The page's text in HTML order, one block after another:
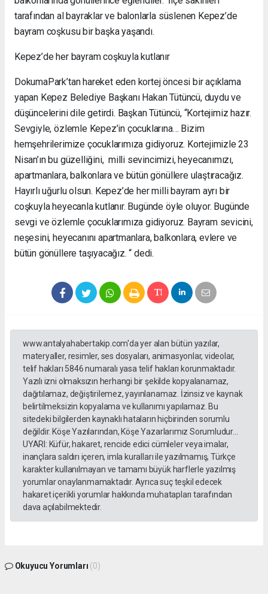
tarafından al bayraklar ve balonlarla süslenen Kepez’de
bayram coşkusu bir başka yaşandı.
Kepez’de her bayram coşkuyla kutlanır
DokumaPark’tan hareket eden kortej öncesi bir açıklama
yapan Kepez Belediye Başkanı Hakan Tütüncü, duydu ve
düşüncelerini dile getirdi. Başkan Tütüncü, “Kortejimiz hazır.
Sevgiyle, özlemle Kepez’in çocuklarına… Bizim
hemşehrilerimize çocuklarımıza gidiyoruz. Kortejimizle 23
Nisan’ın bu güzelliğini, milli sevincimizi, heyecanımızı,
apartmanlara, balkonlara ve bütün gönüllere ulaştıracağız.
Hayırlı uğurlu olsun. Kepez’de her milli bayram ayrı bir
coşkuyla heyecanla kutlanır. Bugünde öyle oluyor. Bugünde
sevgi ve özlemle çocuklarımıza gidiyoruz. Bayram sevicini,
neşesini, heyecanını apartmanlara, balkonlara, evlere ve
bütün gönüllere taşıyacağız. “ dedi.
www.antalyahabertakip.com'da yer alan bütün yazılar,
materyaller, resimler, ses dosyaları, animasyonlar, videolar,
telif hakları 5846 numaralı yasa telif hakları korunmaktadır.
Yazılı izni olmaksızın herhangi bir şekilde kopyalanamaz,
dağıtılamaz, değiştirilemez, yayınlanamaz. İzinsiz ve kaynak
belirtilmeksizin kopyalama ve kullanımı yapılamaz. Bu
sitedeki bilgilerden kaynaklı hataların hiçbirinden sorumlu
değildir. Köşe Yazılarından, Köşe Yazarlarımız Sorumludur...
UYARI: Küfür, hakaret, rencide edici cümleler veya imalar,
inançlara saldırı içeren, imla kuralları ile yazılmamış, Türkçe
karakter kullanılmayan ve tamamı büyük harflerle yazılmış
yorumlar onaylanmamaktadır. Ayrıca suç teşkil edecek
hakaret içerikli yorumlar hakkında muhatapları tarafından
dava açılabilmektedir.
Okuyucu Yorumları (0)